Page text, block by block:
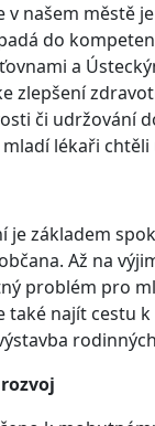
v našem
do
a
zlepšení
či udržování
lékaři
je základem
Až na
problém pro
také najít cestu